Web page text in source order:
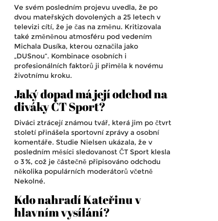
Ve svém posledním projevu uvedla, že po
dvou mateřských dovolených a 25 letech v
televizi cítí, že je čas na změnu. Kritizovala
také změněnou atmosféru pod vedením
Michala Dusíka, kterou označila jako
„DUSnou“. Kombinace osobních i
profesionálních faktorů ji přiměla k novému
životnímu kroku.
Jaký dopad má její odchod na
diváky ČT Sport?
Diváci ztrácejí známou tvář, která jim po čtvrt
století přinášela sportovní zprávy a osobní
komentáře. Studie Nielsen ukázala, že v
posledním měsíci sledovanost ČT Sport klesla
o 3 %, což je částečně připisováno odchodu
několika populárních moderátorů včetně
Nekolné.
Kdo nahradí Kateřinu v
hlavním vysílání?